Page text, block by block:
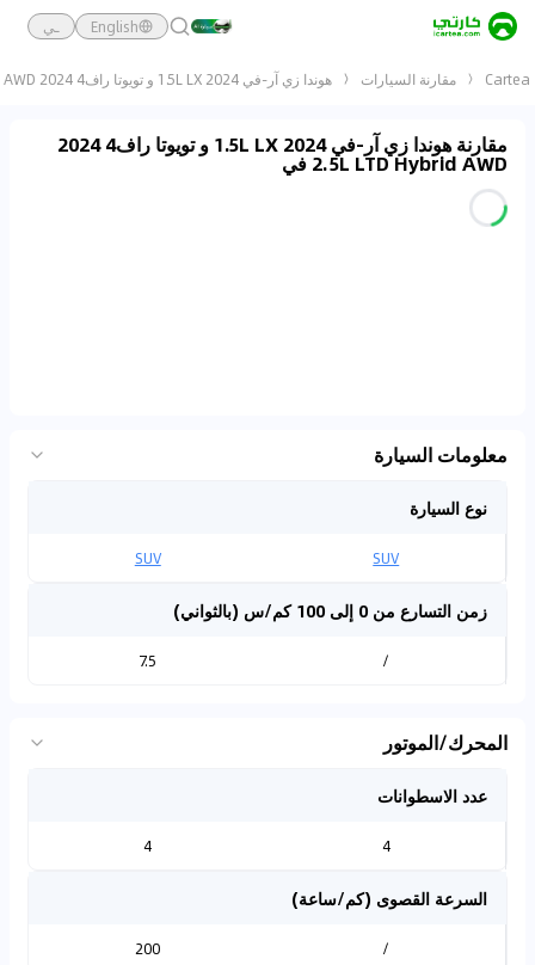
English ـي
Cartea مقارنة السيارات هوندا زي آر-في 2024 1.5L LX و تويوتا راف4 2024 2.5L LTD Hybrid AWD
مقارنة هوندا زي آر-في 2024 1.5L LX و تويوتا راف4 2024
2.5L LTD Hybrid AWD في
معلومات السيارة
نوع السيارة
SUV
SUV
زمن التسارع من 0 إلى 100 كم/س (بالثواني)
/
7.5
المحرك/الموتور
عدد الاسطوانات
4
4
السرعة القصوى (كم/ساعة)
/
200